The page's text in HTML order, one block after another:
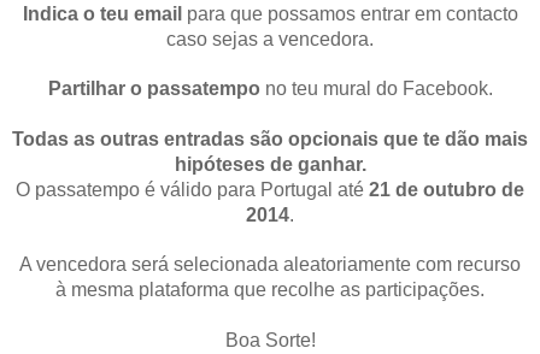
Indica o teu email para que possamos entrar em contacto
caso sejas a vencedora.
Partilhar o passatempo no teu mural do Facebook.
Todas as outras entradas são opcionais que te dão mais
hipóteses de ganhar.
O passatempo é válido para Portugal até 21 de outubro de
2014.
A vencedora será selecionada aleatoriamente com recurso
à mesma plataforma que recolhe as participações.
Boa Sorte!